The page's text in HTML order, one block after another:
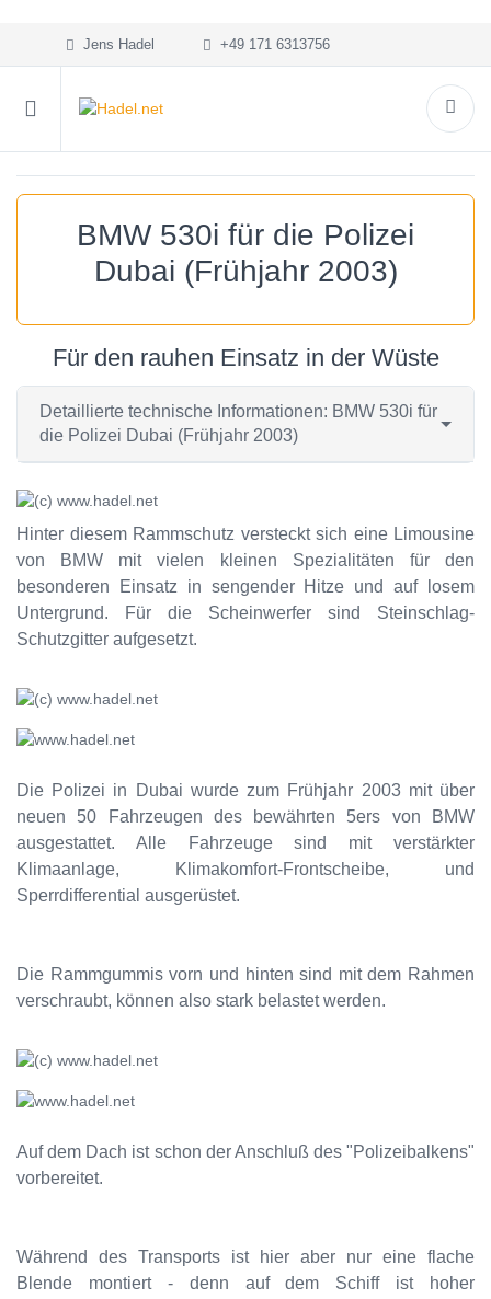
Jens Hadel +49 171 6313756
BMW 530i für die Polizei
Dubai (Frühjahr 2003)
Für den rauhen Einsatz in der Wüste
Detaillierte technische Informationen: BMW 530i für
die Polizei Dubai (Frühjahr 2003)
Hinter diesem Rammschutz versteckt sich eine Limousine
von BMW mit vielen kleinen Spezialitäten für den
besonderen Einsatz in sengender Hitze und auf losem
Untergrund. Für die Scheinwerfer sind Steinschlag-
Schutzgitter aufgesetzt.
Die Polizei in Dubai wurde zum Frühjahr 2003 mit über
neuen 50 Fahrzeugen des bewährten 5ers von BMW
ausgestattet. Alle Fahrzeuge sind mit verstärkter
Klimaanlage, Klimakomfort-Frontscheibe, und
Sperrdifferential ausgerüstet.
Die Rammgummis vorn und hinten sind mit dem Rahmen
verschraubt, können also stark belastet werden.
Auf dem Dach ist schon der Anschluß des "Polizeibalkens"
vorbereitet.
Während des Transports ist hier aber nur eine flache
Blende montiert - denn auf dem Schiff ist hoher